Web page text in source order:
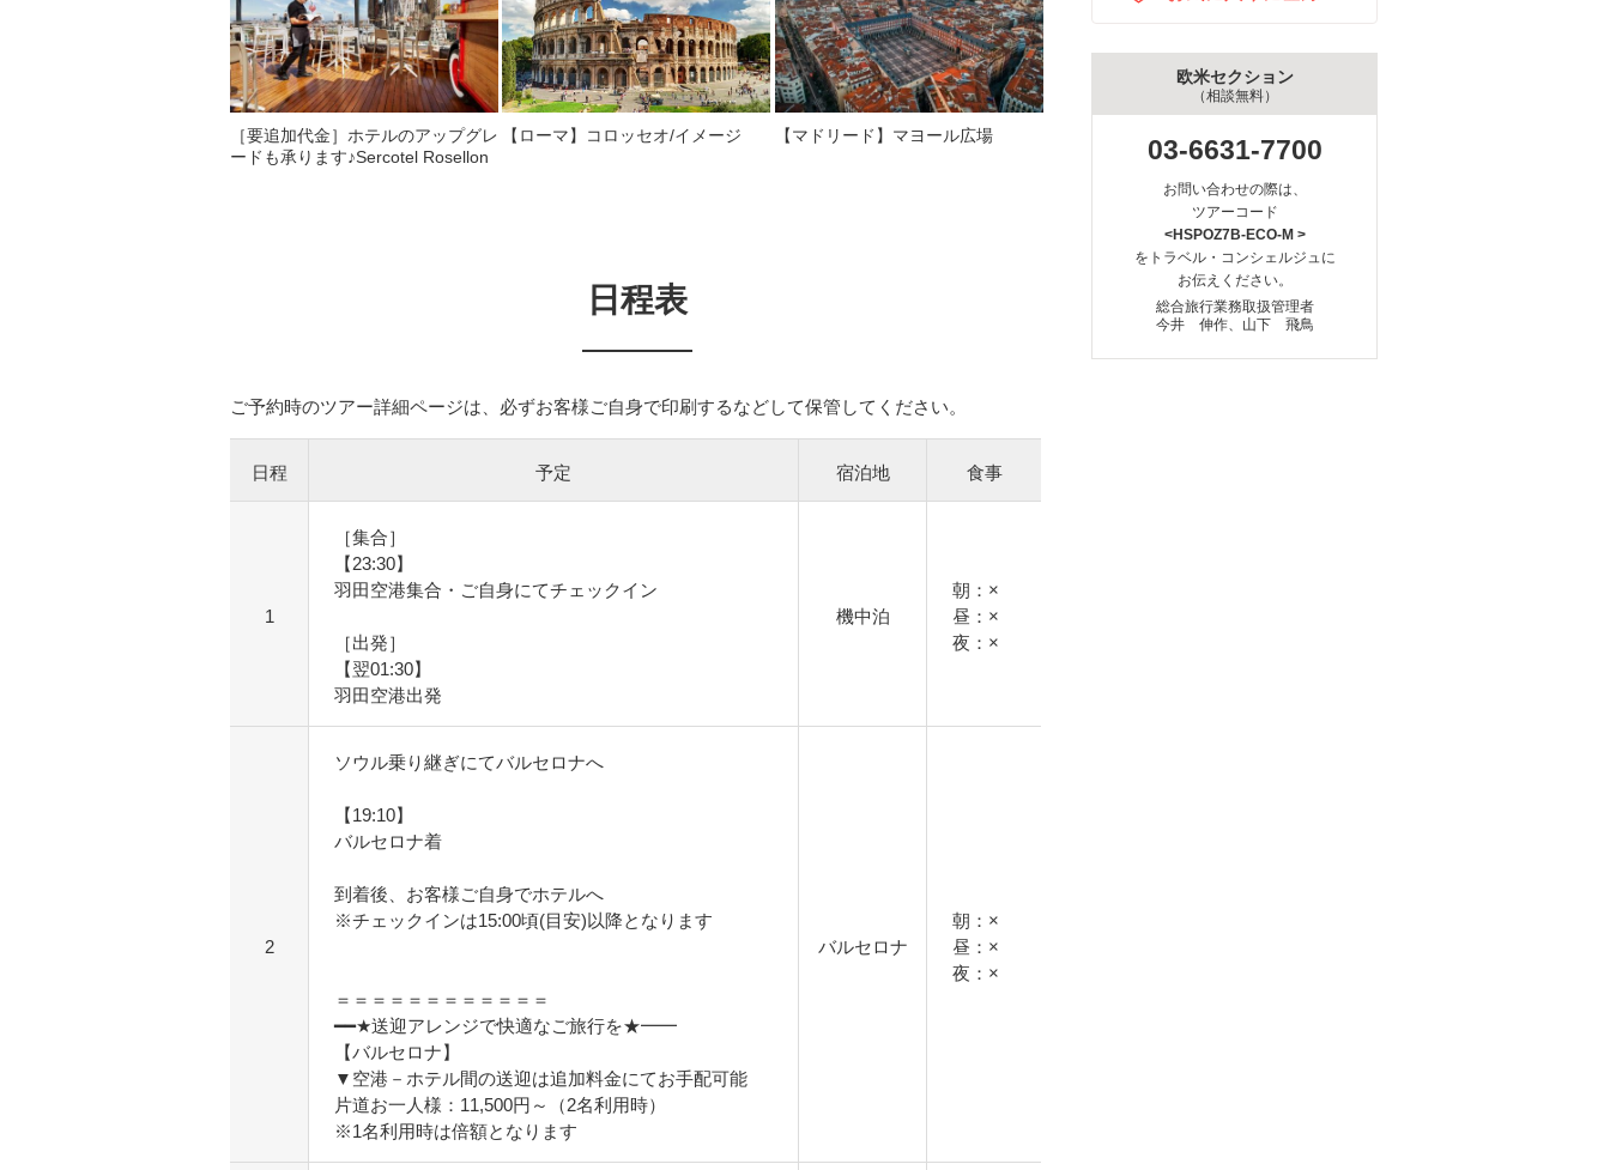
［要追加代金］ホテルのアップグレ
ードも承ります♪Sercotel Rosellon
【ローマ】コロッセオ/イメージ 【マドリード】マヨール広場
日程表
ご予約時のツアー詳細ページは、必ずお客様ご自身で印刷するなどして保管してください。
日程 予定 宿泊地 食事
1
［集合］
【23:30】
羽田空港集合・ご自身にてチェックイン
［出発］
【翌01:30】
羽田空港出発
機中泊
朝：×
昼：×
夜：×
2
ソウル乗り継ぎにてバルセロナへ
【19:10】
バルセロナ着
到着後、お客様ご自身でホテルへ
※チェックインは15:00頃(目安)以降となります
＝＝＝＝＝＝＝＝＝＝＝＝
━━★送迎アレンジで快適なご旅行を★━━
【バルセロナ】
▼空港－ホテル間の送迎は追加料金にてお手配可能
片道お一人様：11,500円～（2名利用時）
※1名利用時は倍額となります
バルセロナ
朝：×
昼：×
夜：×
欧米セクション
（相談無料）
03-6631-7700
お問い合わせの際は、
ツアーコード
<HSPOZ7B-ECO-M >
をトラベル・コンシェルジュに
お伝えください。
総合旅行業務取扱管理者
今井 伸作、山下 飛鳥